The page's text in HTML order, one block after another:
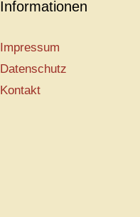
Informationen
Impressum
Datenschutz
Kontakt